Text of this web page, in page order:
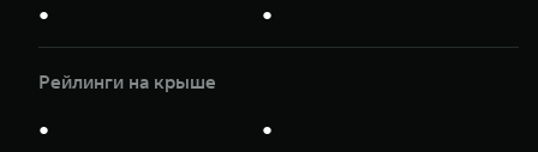
● ●
Рейлинги на крыше
● ●